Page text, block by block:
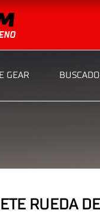
GEAR
RUEDA